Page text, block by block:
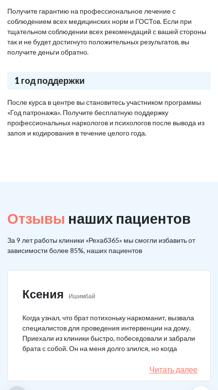
Получите гарантию на профессиональное лечение с
соблюдением всех медицинских норм и ГОСТов. Если при
тщательном соблюдении всех рекомендаций с вашей стороны
так и не будет достигнуто положительных результатов, вы
получите деньги обратно.
1 год поддержки
После курса в центре вы становитесь участником программы
«Год патронажа». Получите бесплатную поддержку
профессиональных наркологов и психологов после вывода из
запоя и кодирования в течение целого года.
Отзывы наших пациентов
За 9 лет работы клиники «Рехаб365» мы смогли избавить от
зависимости более 85%, наших пациентов
Ксения Ишимбай
Когда узнал, что брат потихоньку наркоманит, вызвала
специалистов для проведения интервенции на дому.
Приехали из клиники быстро, побеседовали и забрали
брата с собой. Он на меня долго злился, но когда
понял, что если бы я не пошла на тот шаг, он бы не
выкарабкался. После курса вышел здоровым. Больше
не принимает.
Читать далее